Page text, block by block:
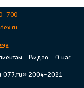
700
Видео О нас
077.ru» 2004-2021